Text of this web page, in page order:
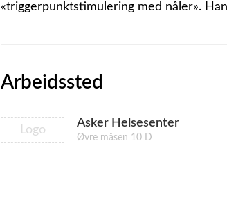
«triggerpunktstimulering med nåler».
Arbeidssted
Logo
Asker Helsesenter
Øvre måsen 10 D